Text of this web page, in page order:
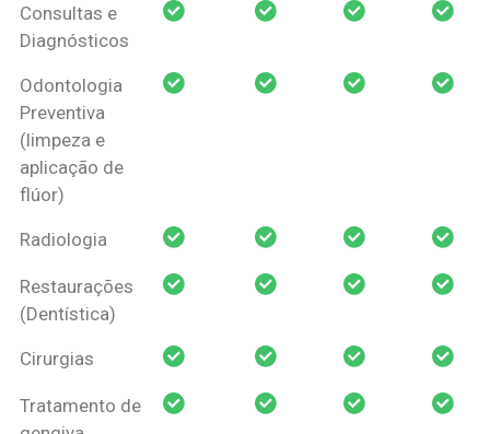
Pessoa Física
Consultas e
Diagnósticos
Odontologia
Preventiva
(limpeza e
aplicação de
flúor)
Radiologia
Restaurações
(Dentística)
Cirurgias
Tratamento de